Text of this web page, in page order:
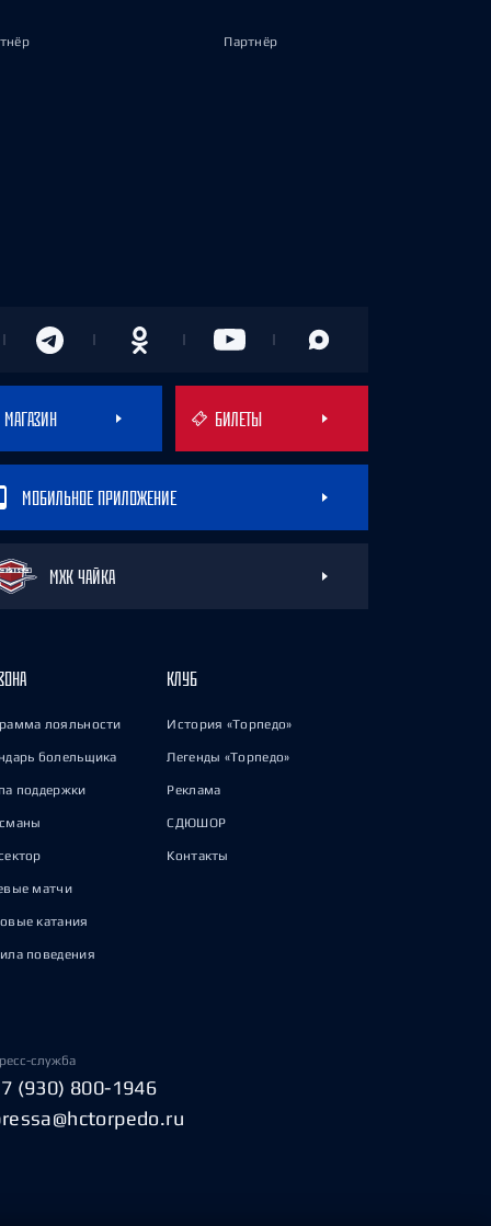
Партнёр
МАГАЗИН БИЛЕТЫ
МОБИЛЬНОЕ ПРИЛОЖЕНИЕ
МХК ЧАЙКА
лояльности
болельщика
поддержки
матчи
катания
поведения
КЛУБ
История «Торпедо»
Легенды «Торпедо»
Реклама
СДЮШОР
Контакты
служба
(930) 800-1946